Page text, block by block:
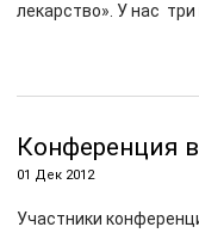
лекарство». У нас
Конференция
01 Дек 2012
Участники